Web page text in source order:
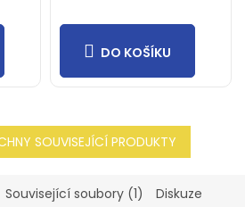
DO KOŠÍKU
SOUVISEJÍCÍ PRODUKTY
Související soubory (1) Diskuze